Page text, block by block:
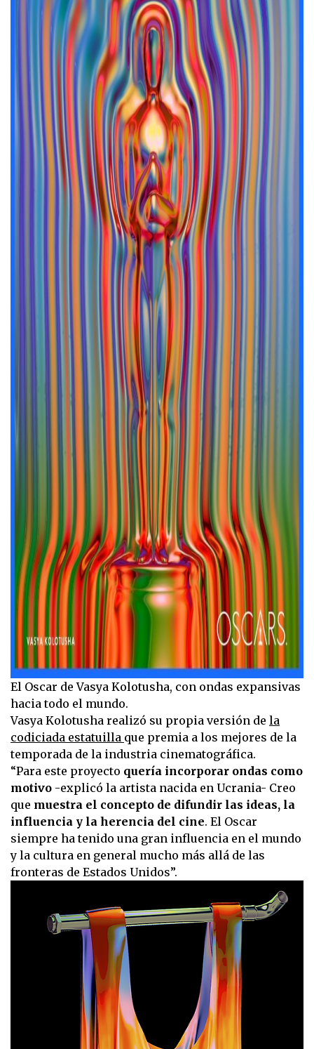
El Oscar de Vasya Kolotusha, con ondas expansivas
hacia todo el mundo.
Vasya Kolotusha realizó su propia versión de la
codiciada estatuilla que premia a los mejores de la
temporada de la industria cinematográfica.
“Para este proyecto quería incorporar ondas como
motivo -explicó la artista nacida en Ucrania- Creo
que muestra el concepto de difundir las ideas, la
influencia y la herencia del cine. El Oscar
siempre ha tenido una gran influencia en el mundo
y la cultura en general mucho más allá de las
fronteras de Estados Unidos”.